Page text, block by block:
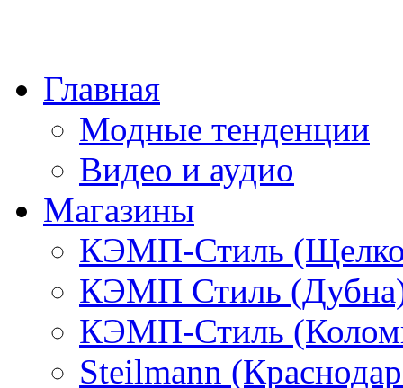
Главная
Модные тенденции
Видео и аудио
Магазины
КЭМП-Стиль
КЭМП Стиль
КЭМП-Стиль
Steilmann